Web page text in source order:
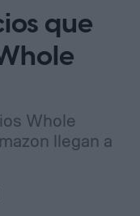
que
Whole
llegan a